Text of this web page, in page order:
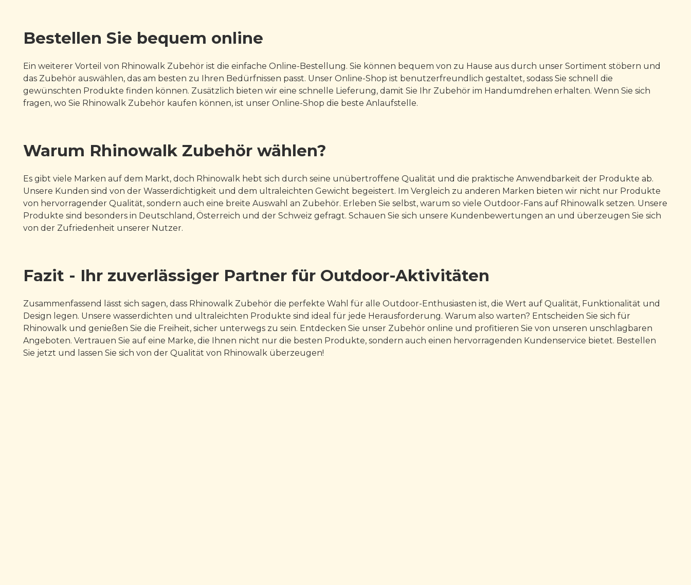
Bestellen Sie bequem online
Ein weiterer Vorteil von Rhinowalk Zubehör ist die einfache Online-Bestellung. Sie können bequem von zu Hause aus durch unser Sortiment stöbern und
das Zubehör auswählen, das am besten zu Ihren Bedürfnissen passt. Unser Online-Shop ist benutzerfreundlich gestaltet, sodass Sie schnell die
gewünschten Produkte finden können. Zusätzlich bieten wir eine schnelle Lieferung, damit Sie Ihr Zubehör im Handumdrehen erhalten. Wenn Sie sich
fragen, wo Sie Rhinowalk Zubehör kaufen können, ist unser Online-Shop die beste Anlaufstelle.
Warum Rhinowalk Zubehör wählen?
Es gibt viele Marken auf dem Markt, doch Rhinowalk hebt sich durch seine unübertroffene Qualität und die praktische Anwendbarkeit der Produkte ab.
Unsere Kunden sind von der Wasserdichtigkeit und dem ultraleichten Gewicht begeistert. Im Vergleich zu anderen Marken bieten wir nicht nur Produkte
von hervorragender Qualität, sondern auch eine breite Auswahl an Zubehör. Erleben Sie selbst, warum so viele Outdoor-Fans auf Rhinowalk setzen. Unsere
Produkte sind besonders in Deutschland, Österreich und der Schweiz gefragt. Schauen Sie sich unsere Kundenbewertungen an und überzeugen Sie sich
von der Zufriedenheit unserer Nutzer.
Fazit - Ihr zuverlässiger Partner für Outdoor-Aktivitäten
Zusammenfassend lässt sich sagen, dass Rhinowalk Zubehör die perfekte Wahl für alle Outdoor-Enthusiasten ist, die Wert auf Qualität, Funktionalität und
Design legen. Unsere wasserdichten und ultraleichten Produkte sind ideal für jede Herausforderung. Warum also warten? Entscheiden Sie sich für
Rhinowalk und genießen Sie die Freiheit, sicher unterwegs zu sein. Entdecken Sie unser Zubehör online und profitieren Sie von unseren unschlagbaren
Angeboten. Vertrauen Sie auf eine Marke, die Ihnen nicht nur die besten Produkte, sondern auch einen hervorragenden Kundenservice bietet. Bestellen
Sie jetzt und lassen Sie sich von der Qualität von Rhinowalk überzeugen!